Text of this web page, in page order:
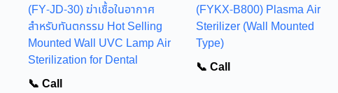
(FY-JD-30) ฆ่าเชื้อในอากาศ
สำหรับทันตกรรม Hot Selling
Mounted Wall UVC Lamp Air
Sterilization for Dental
📞 Call
(FYKX-B800) Plasma Air
Sterilizer (Wall Mounted
Type)
📞 Call